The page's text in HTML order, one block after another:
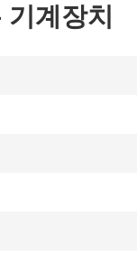
계장치